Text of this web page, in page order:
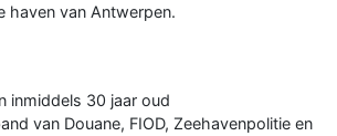
haven van Antwerpen.
inmiddels 30 jaar oud
van Douane, FIOD, Zeehavenpolitie en